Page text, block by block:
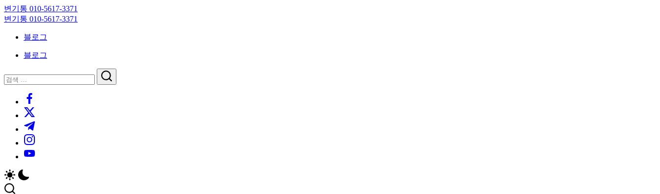
Skip
to
content
변기통 010-5617-3371
변
대
기
변기통 010-5617-3371
크
대
기
블로그
블로그
닫
기
검
검
https://www.facebook.com/
https://twitter.com/
https://t.me/
https://www.instagram.com/
https://youtube.com/